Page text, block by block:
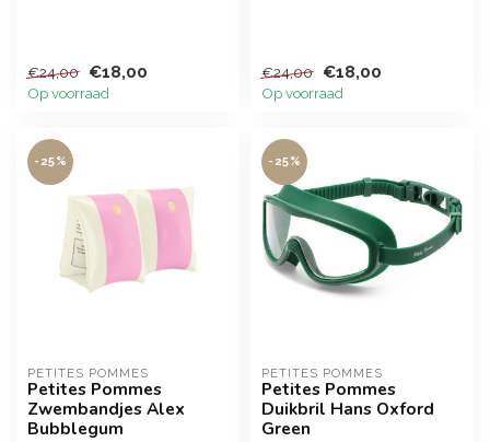
€24,00 €18,00
Op voorraad
€24,00 €18,00
Op voorraad
-25%
PETITES POMMES
Petites Pommes
Zwembandjes Alex
Bubblegum
-25%
PETITES POMMES
Petites Pommes
Duikbril Hans Oxford
Green